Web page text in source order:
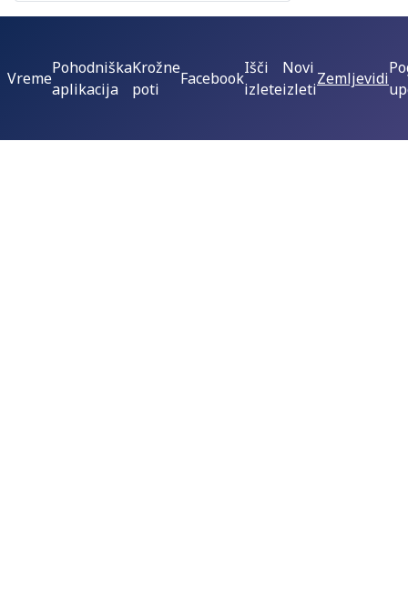
Vreme
Pohodniška
aplikacija
Krožne
poti
Facebook
Išči
izlete
Novi
izleti
Zemljevidi